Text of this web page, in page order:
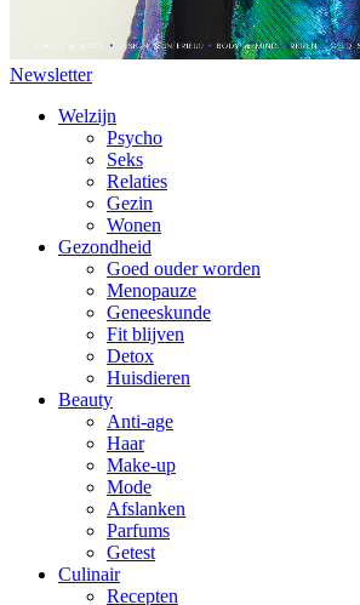
Newsletter
Welzijn
Psycho
Seks
Relaties
Gezin
Wonen
Gezondheid
Goed ouder worden
Menopauze
Geneeskunde
Fit blijven
Detox
Huisdieren
Beauty
Anti-age
Haar
Make-up
Mode
Afslanken
Parfums
Getest
Culinair
Recepten